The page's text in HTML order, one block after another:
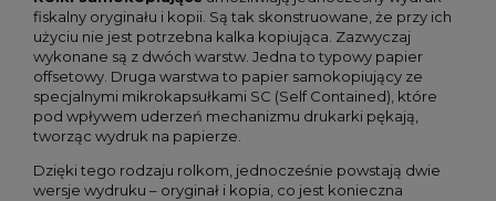
fiskalny oryginału i kopii. Są tak skonstruowane, że przy ich
użyciu nie jest potrzebna kalka kopiująca. Zazwyczaj
wykonane są z dwóch warstw. Jedna to typowy papier
offsetowy. Druga warstwa to papier samokopiujący ze
specjalnymi mikrokapsułkami SC (Self Contained), które
pod wpływem uderzeń mechanizmu drukarki pękają,
tworząc wydruk na papierze.
Dzięki tego rodzaju rolkom, jednocześnie powstają dwie
wersje wydruku – oryginał i kopia, co jest konieczna